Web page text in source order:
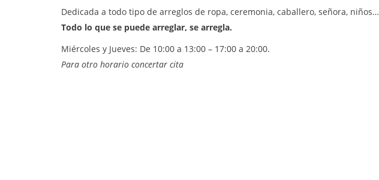
Dedicada a todo tipo de arreglos de ropa, ceremonia, caballero, señora, niños…
Todo lo que se puede arreglar, se arregla.
Miércoles y Jueves: De 10:00 a 13:00 – 17:00 a 20:00.
Para otro horario concertar cita